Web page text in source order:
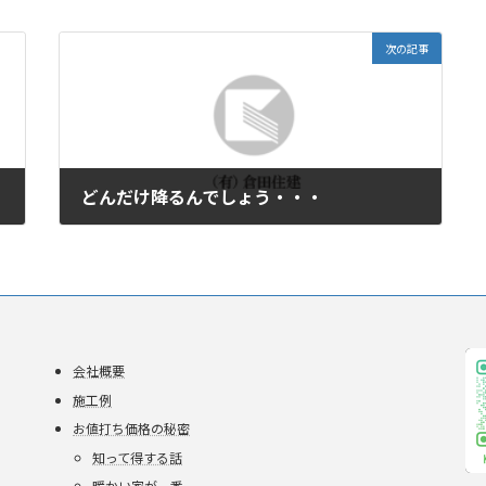
次の記事
どんだけ降るんでしょう・・・
会社概要
施工例
お値打ち価格の秘密
知って得する話